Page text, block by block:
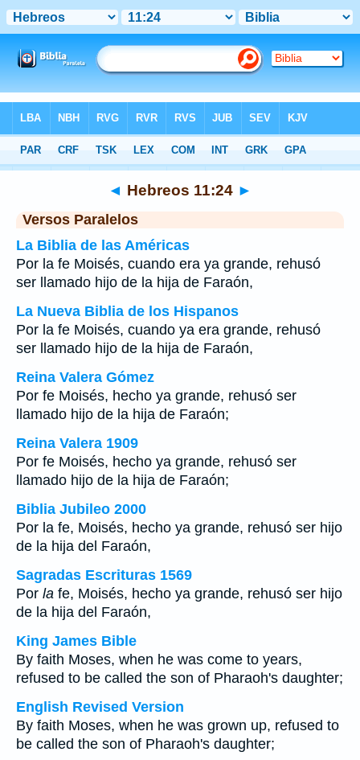
>Hebreos Capítulo 11 > Verso 24
◄ Hebreos 11:24 ►
Versos Paralelos
La Biblia de las Américas
Por la fe Moisés, cuando era ya grande, rehusó
ser llamado hijo de la hija de Faraón,
La Nueva Biblia de los Hispanos
Por la fe Moisés, cuando ya era grande, rehusó
ser llamado hijo de la hija de Faraón,
Reina Valera Gómez
Por fe Moisés, hecho ya grande, rehusó ser
llamado hijo de la hija de Faraón;
Reina Valera 1909
Por fe Moisés, hecho ya grande, rehusó ser
llamado hijo de la hija de Faraón;
Biblia Jubileo 2000
Por la fe, Moisés, hecho ya grande, rehusó ser hijo
de la hija del Faraón,
Sagradas Escrituras 1569
Por la fe, Moisés, hecho ya grande, rehusó ser hijo
de la hija del Faraón,
King James Bible
By faith Moses, when he was come to years,
refused to be called the son of Pharaoh's daughter;
English Revised Version
By faith Moses, when he was grown up, refused to
be called the son of Pharaoh's daughter;